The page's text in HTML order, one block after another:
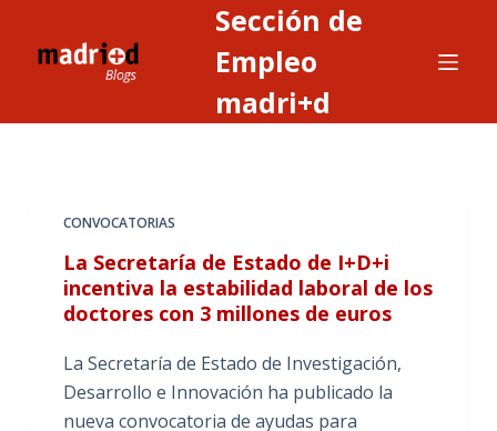
Sección de
Empleo
madri+d
CONVOCATORIAS
La Secretaría de Estado de I+D+i
incentiva la estabilidad laboral de los
doctores con 3 millones de euros
La Secretaría de Estado de Investigación,
Desarrollo e Innovación ha publicado la
nueva convocatoria de ayudas para